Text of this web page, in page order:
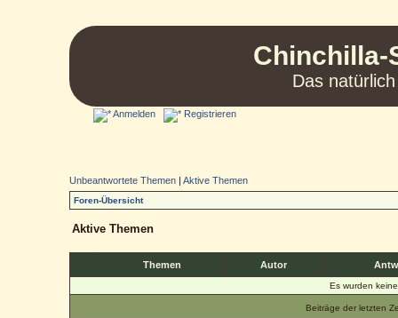
Chinchilla-
Das
Anmelden Registrieren
Unbeantwortete Themen |Aktive Themen
Foren-Übersicht
Aktive Themen
Themen Autor
Es wurden
Beiträge der letzten